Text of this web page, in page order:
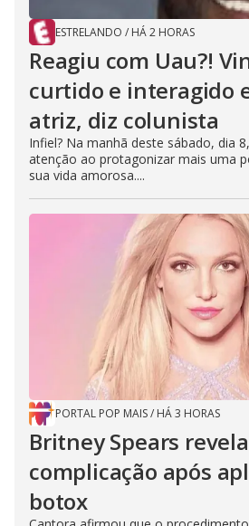
ESTRELANDO / HÁ 2 HORAS
Reagiu com Uau?!
curtido e interagido
atriz, diz colunista
Infiel? Na manhã deste sábado, dia
atenção ao protagonizar mais uma
sua vida amorosa....
PORTAL POP MAIS/ HÁ 3 HORAS
Britney Spears revela
complicação após
botox